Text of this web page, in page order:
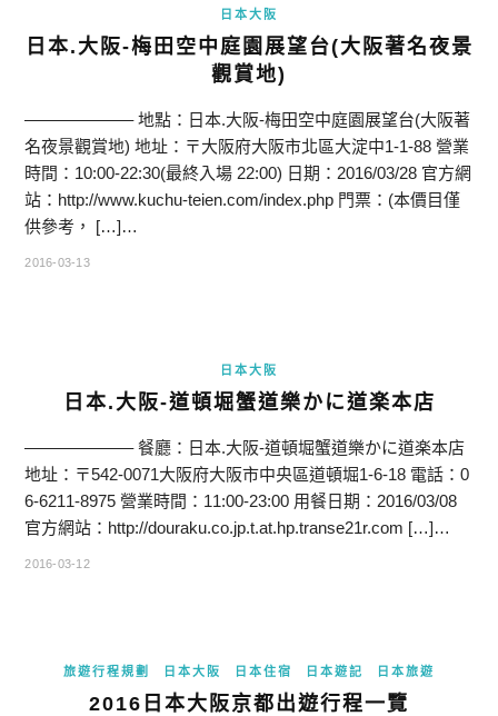
日本大阪
日本.大阪-梅田空中庭園展望台(大阪著名夜景
觀賞地)
——————– 地點：日本.大阪-梅田空中庭園展望台(大阪著
名夜景觀賞地) 地址：〒大阪府大阪市北區大淀中1-1-88 營業
時間：10:00-22:30(最終入場 22:00) 日期：2016/03/28 官方網
站：http://www.kuchu-teien.com/index.php 門票：(本價目僅
供參考， […]…
2016-03-13
日本大阪
日本.大阪-道頓堀蟹道樂かに道楽本店
——————– 餐廳：日本.大阪-道頓堀蟹道樂かに道楽本店
地址：〒542-0071大阪府大阪市中央區道頓堀1-6-18 電話：0
6-6211-8975 營業時間：11:00-23:00 用餐日期：2016/03/08
官方網站：http://douraku.co.jp.t.at.hp.transe21r.com […]…
2016-03-12
旅遊行程規劃 日本大阪 日本住宿 日本遊記 日本旅遊
2016日本大阪京都出遊行程一覽